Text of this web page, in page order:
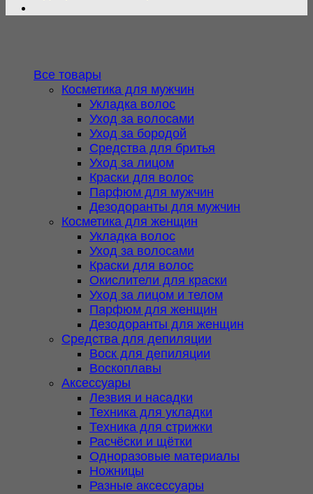
Все товары
Косметика для мужчин
Укладка волос
Уход за волосами
Уход за бородой
Средства для бритья
Уход за лицом
Краски для волос
Парфюм для мужчин
Дезодоранты для мужчин
Косметика для женщин
Укладка волос
Уход за волосами
Краски для волос
Окислители для краски
Уход за лицом и телом
Парфюм для женщин
Дезодоранты для женщин
Средства для депиляции
Воск для депиляции
Воскоплавы
Аксессуары
Лезвия и насадки
Техника для укладки
Техника для стрижки
Расчёски и щётки
Одноразовые материалы
Ножницы
Разные аксессуары